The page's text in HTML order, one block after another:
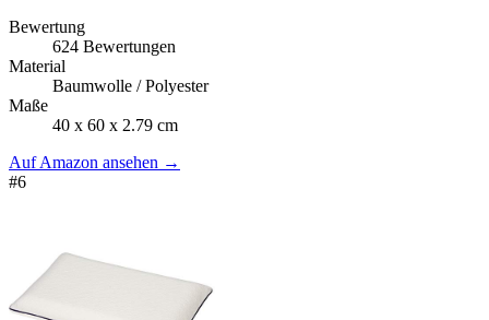
Bewertung
624 Bewertungen
Material
Baumwolle / Polyester
Maße
40 x 60 x 2.79 cm
Auf Amazon ansehen →
#6